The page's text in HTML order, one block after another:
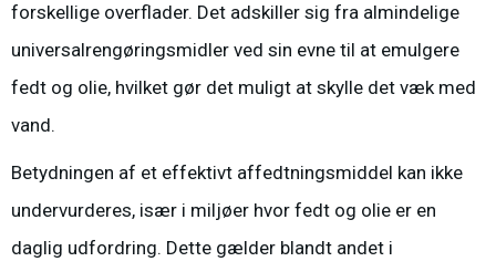
forskellige overflader. Det adskiller sig fra almindelige
universalrengøringsmidler ved sin evne til at emulgere
fedt og olie, hvilket gør det muligt at skylle det væk med
vand.
Betydningen af et effektivt affedtningsmiddel kan ikke
undervurderes, især i miljøer hvor fedt og olie er en
daglig udfordring. Dette gælder blandt andet i